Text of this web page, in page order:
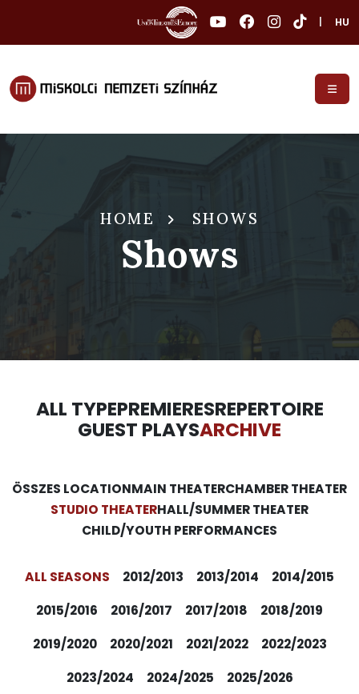
HU
HOME SHOWS
Shows
ALL TYPEPREMIERESREPERTOIRE
GUEST PLAYSARCHIVE
ÖSSZES LOCATIONMAIN THEATERCHAMBER THEATER
STUDIO THEATERHALL/SUMMER THEATER
CHILD/YOUTH PERFORMANCES
ALL SEASONS 2012/2013 2013/2014
2014/2015
2015/2016
2016/2017 2017/2018
2018/2019
2019/2020
2020/2021 2021/2022
2022/2023
2023/2024
2024/2025 2025/2026